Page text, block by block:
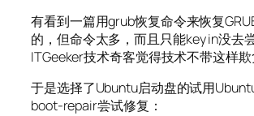
有看到一篇用grub恢复命令来恢复
的，但命令太多，而且只能key in没去
ITGeeker技术奇客觉得技术不带这样欺
于是选择了Ubuntu启动盘的试用
boot-repair尝试修复：